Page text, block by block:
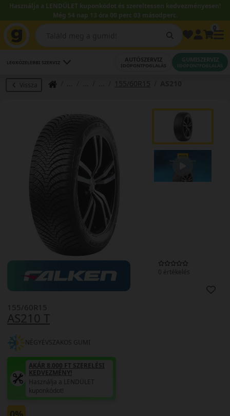
Használja a LENDÜLET kuponkódot és szereltessen kedvezményesen!
Még 54 nap 13 óra 00 perc 03 másodperc.
LEGKÖZELEBBI SZERVIZ AUTÓSZERVIZ
IDŐPONTFOGLALÁS
GUMISZERVIZ
IDŐPONTFOGLALÁS
Vissza 155/60R15
0 értékelés
AS210 T
155/60R15
NÉGYÉVSZAKOS GUMI
AKÁR 8.000 FT SZERELÉSI
KEDVEZMÉNY!
Használja a LENDÜLET
kuponkódot!